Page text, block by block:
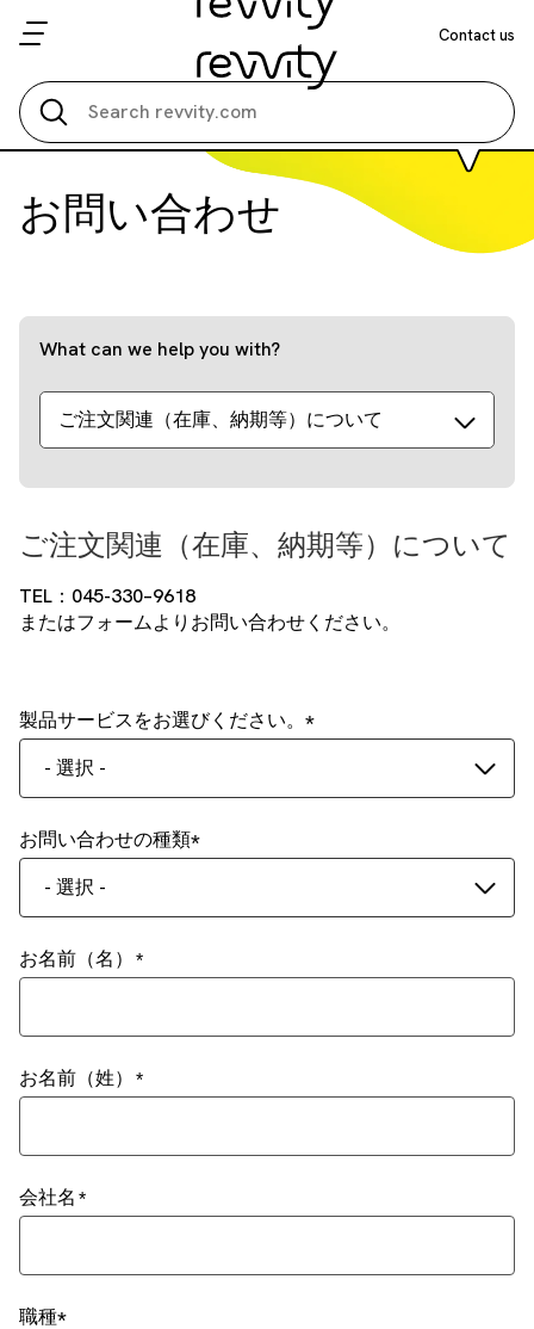
Contact us
お問い合わせ
What can we help you with?
ご注文関連（在庫、納期等）について
ご注文関連（在庫、納期等）について
TEL：045-330–9618
またはフォームよりお問い合わせください。
製品サービスをお選びください。
- 選択 -
お問い合わせの種類
- 選択 -
お名前（名）
お名前（姓）
会社名
職種